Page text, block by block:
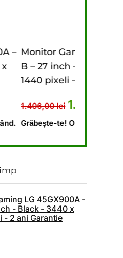
4.440,00 lei.
LG 27G610A –
– 2560 x
ani Garantie
inițial a fost:
leiPrețul curent
se încheie curând.
LG 45GX900A -
- Black - 3440 x
- 2 ani Garantie
lei.
este: 8.258,40 lei.